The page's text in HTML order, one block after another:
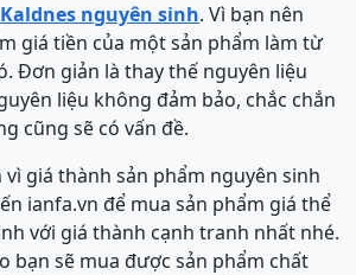
nguyên sinh. Vì bạn nên
giá tiền của một sản phẩm làm từ
Đơn giản là thay thế nguyên liệu
liệu không đảm bảo, chắc chắn
cũng sẽ có vấn đề.
vì giá thành sản phẩm nguyên sinh
ianfa.vn để mua sản phẩm giá thể
với giá thành cạnh tranh nhất nhé.
bạn sẽ mua được sản phẩm chất